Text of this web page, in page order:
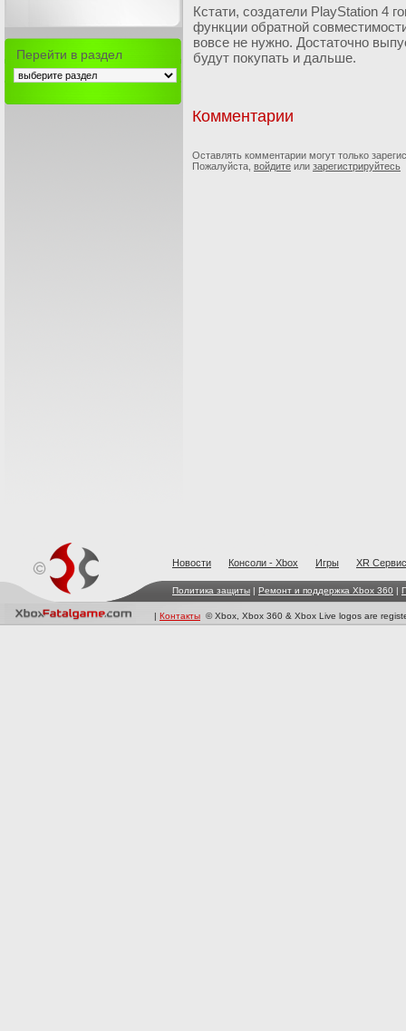
Перейти в раздел
Кстати, создатели PlayStation 4
функции обратной
вовсе не нужно. Достаточно
будут покупать и дальше.
Комментарии
Оставлять комментарии могут только
Пожалуйста, войдите или зарегистрируйтесь
Новости Консоли - Xbox Игры XR
Политика защиты | Ремонт и поддержка Xbox 360 |
| Контакты © Xbox, Xbox 360 & Xbox Live logos are